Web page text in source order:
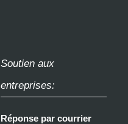
Soutien aux
entreprises:
Réponse par courrier